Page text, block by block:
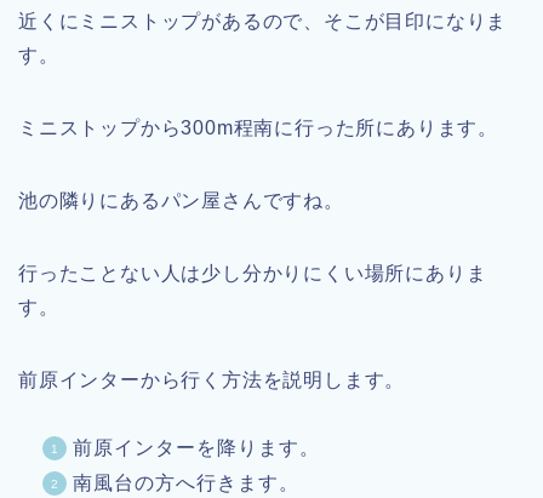
近くにミニストップがあるので、そこが目印になりま
す。
ミニストップから300m程南に行った所にあります。
池の隣りにあるパン屋さんですね。
行ったことない人は少し分かりにくい場所にありま
す。
前原インターから行く方法を説明します。
前原インターを降ります。
南風台の方へ行きます。